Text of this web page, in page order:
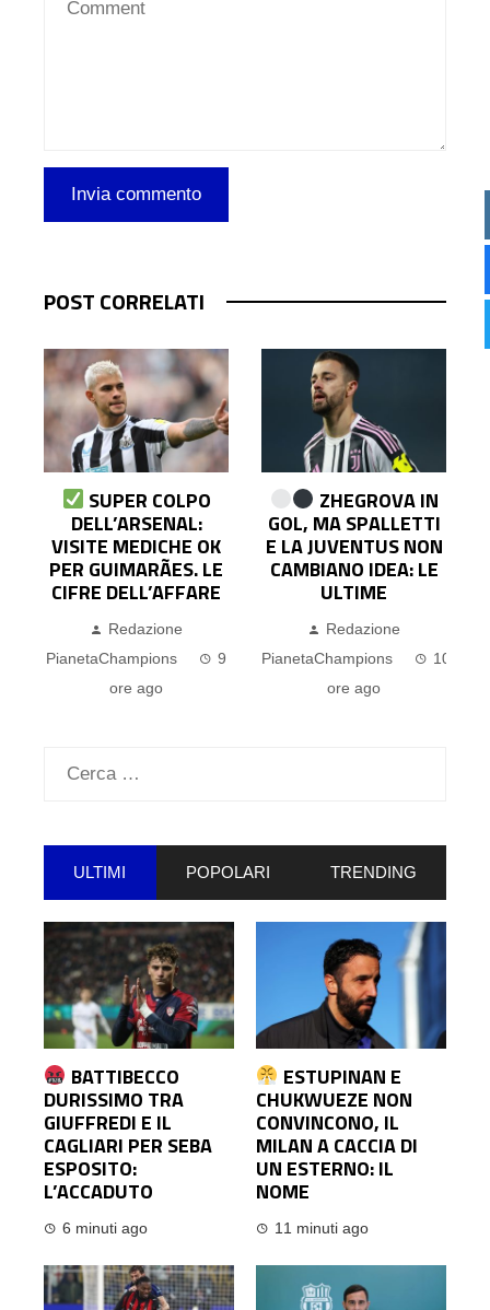
POST CORRELATI
ZHEGROVA IN
GOL, MA SPALLETTI
E LA JUVENTUS NON
CAMBIANO IDEA: LE
ULTIME
Redazione
PianetaChampions
10
ore ago
PAVARD
“BLOCCA” L’AFFARE
ROMERO: IL
FRANCESE VUOLE
RESTARE ALL’INTER
Redazione
PianetaChampions
11
ore ago
Ricerca
ULTIMI POPOLARI TRENDING
BATTIBECCO
DURISSIMO TRA
GIUFFREDI E IL
CAGLIARI PER SEBA
ESPOSITO:
L’ACCADUTO
6 minuti ago
ESTUPINAN E
CHUKWUEZE NON
CONVINCONO, IL
MILAN A CACCIA DI
UN ESTERNO: IL
NOME
11 minuti ago